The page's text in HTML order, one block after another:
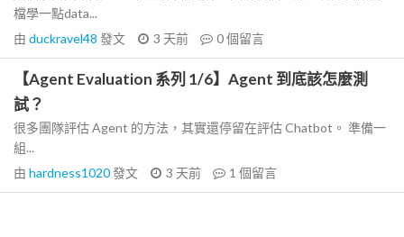
檔學一點data...
由 duckravel48 發文 3 天前 0個留言
【Agent Evaluation 系列 1/6】Agent 到底該怎麼測
試？
很多團隊評估 Agent 的方法，其實還停留在評估 Chatbot。 準備一
組...
由 hardness1020發文 3 天前 1 個留言